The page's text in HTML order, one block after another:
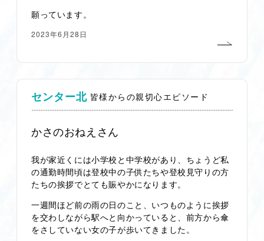
願っています。
2023年6月28日
センター北 皆様からの親切心エピソード
かさのおねえさん
我が家近くには小学校と中学校があり、ちょうど私
の通勤時間頃は登校中の子供たちや登校見守りの方
たちの挨拶でとても賑やかになります。
一週間ほど前の雨の日のこと、いつものように挨拶
を交わしながら駅へと向かっていると、前方から傘
をさしていない女の子が歩いてきました。